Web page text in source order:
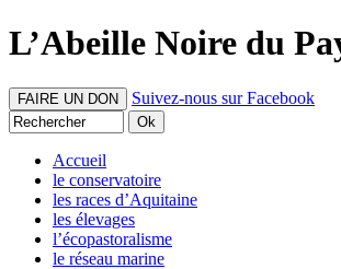
L’Abeille Noire du
FAIRE UN DON Suivez-nous sur Facebook
Accueil
le conservatoire
les races d’Aquitaine
les élevages
l’écopastoralisme
le réseau marine